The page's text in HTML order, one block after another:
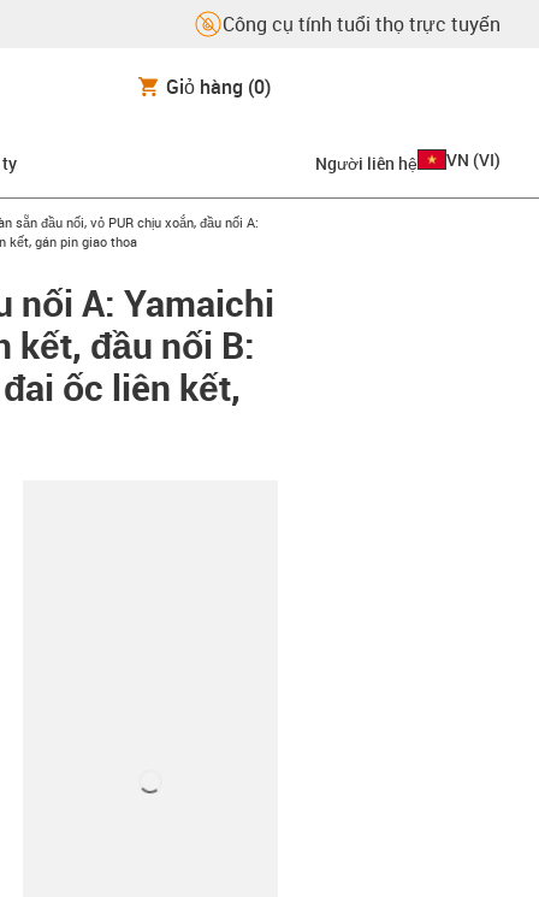
Công cụ tính tuổi thọ trực tuyến
Giỏ hàng (0)
ty Người liên hệ VN (VI)
rightsẵn đầu nối, vỏ PUR chịu xoắn, đầu nối A:
kết, gán pin giao thoa
nối A: Yamaichi
kết, đầu nối B:
ốc liên kết,